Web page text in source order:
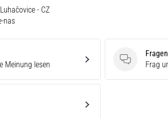
- CZ
nas
Meinung lesen
Fragen
Fragen
Frag